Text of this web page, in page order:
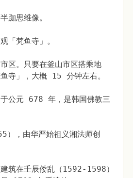
跏思维像。
「梵鱼寺」。
市区。只要在釜山市区搭乘地
寺」，大概 15 分钟左右。
公元 678 年，是韩国佛教三
），由华严始祖义湘法师创
筑在壬辰倭乱（1592-1598）